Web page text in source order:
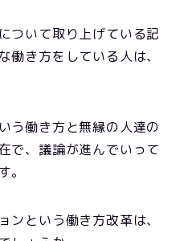
ついて取り上げている記
働き方をしている人は、
う働き方と無縁の人達の
で、議論が進んでいって
。
ンという働き方改革は、